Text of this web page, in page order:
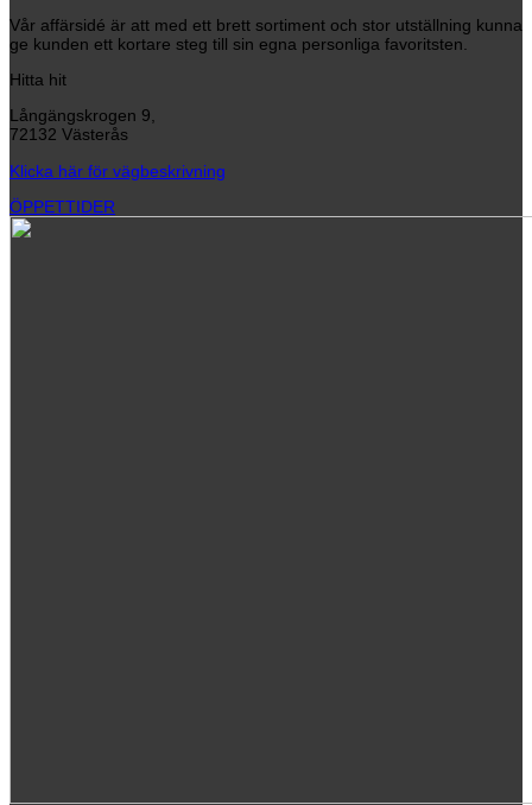
Vår affärsidé är att med ett brett sortiment och stor utställning kunna
ge kunden ett kortare steg till sin egna personliga favoritsten.
Hitta hit
Långängskrogen 9,
72132 Västerås
Klicka här för vägbeskrivning
ÖPPETTIDER